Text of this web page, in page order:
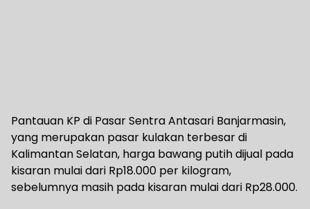
Pantauan KP di Pasar Sentra Antasari Banjarmasin,
yang merupakan pasar kulakan terbesar di
Kalimantan Selatan, harga bawang putih dijual pada
kisaran mulai dari Rp18.000 per kilogram,
sebelumnya masih pada kisaran mulai dari Rp28.000.